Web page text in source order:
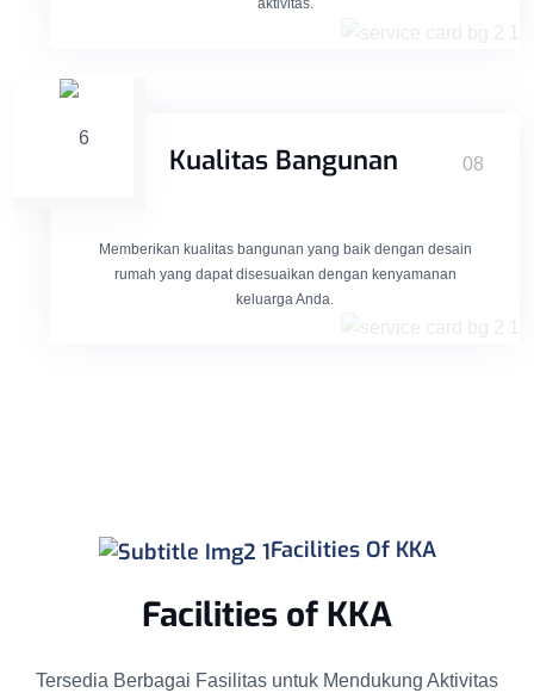
aktivitas.
Kualitas Bangunan 08
Memberikan kualitas bangunan yang baik dengan desain
rumah yang dapat disesuaikan dengan kenyamanan
keluarga Anda.
Facilities Of KKA
Facilities of KKA
Tersedia Berbagai Fasilitas untuk Mendukung Aktivitas